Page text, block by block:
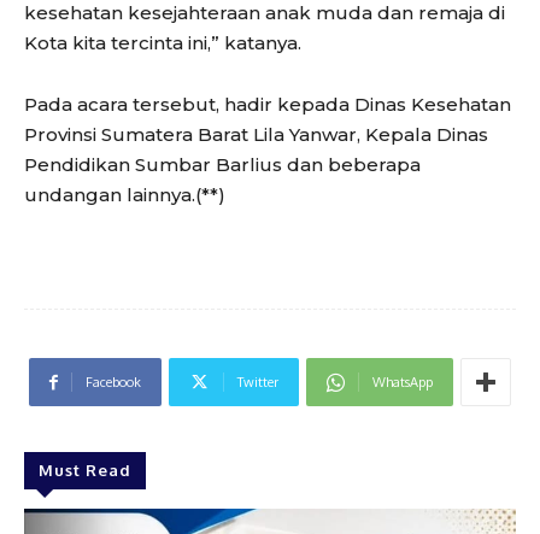
kesehatan kesejahteraan anak muda dan remaja di
Kota kita tercinta ini,” katanya.
Pada acara tersebut, hadir kepada Dinas Kesehatan
Provinsi Sumatera Barat Lila Yanwar, Kepala Dinas
Pendidikan Sumbar Barlius dan beberapa
undangan lainnya.(**)
Facebook Twitter WhatsApp
Must Read